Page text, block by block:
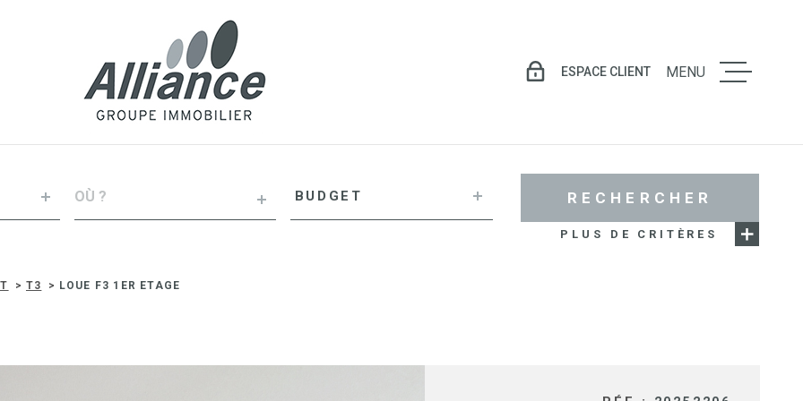
VENTE
MENU
BUDGET
PLUS DE CRITÈRES
RECHERCHER
ESPACE CLIENT
T3 LOUE F3 1ER ETAGE